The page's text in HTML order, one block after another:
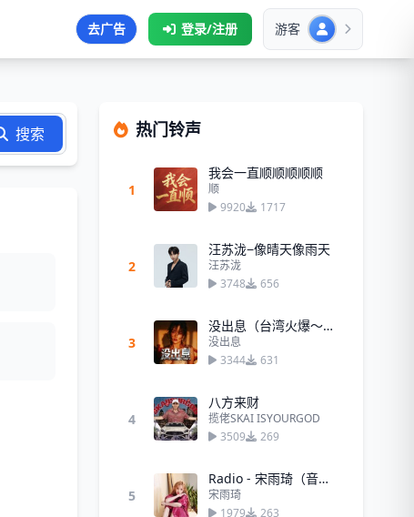
去广告 登录/注册 游客
搜索 热门铃声
1
我会一直顺顺顺顺顺
顺
9920
1717
2
汪苏泷−像晴天像雨天
汪苏泷
3748
656
3
没出息（台湾火爆～王世坚）
没出息
3344
631
4
八方来财
揽佬SKAI ISYOURGOD
3509
269
5
Radio - 宋雨琦（音源版）
宋雨琦
1979
263